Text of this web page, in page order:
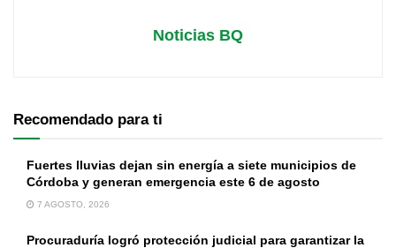
Noticias BQ
Recomendado para ti
Fuertes lluvias dejan sin energía a siete municipios de
Córdoba y generan emergencia este 6 de agosto
7 AGOSTO, 2026
Procuraduría logró protección judicial para garantizar la